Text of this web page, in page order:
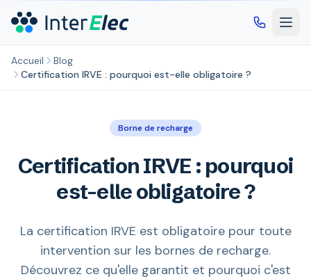
Accueil
Blog
Certification IRVE : pourquoi est-elle obligatoire ?
Borne de recharge
Certification IRVE : pourquoi
est-elle obligatoire ?
La certification IRVE est obligatoire pour toute
intervention sur les bornes de recharge.
Découvrez ce qu'elle garantit et pourquoi c'est